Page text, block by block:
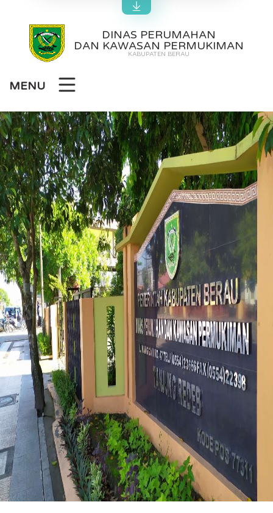
DINAS PERUMAHAN
DAN KAWASAN PERMUKIMAN
KABUPATEN BERAU
MENU